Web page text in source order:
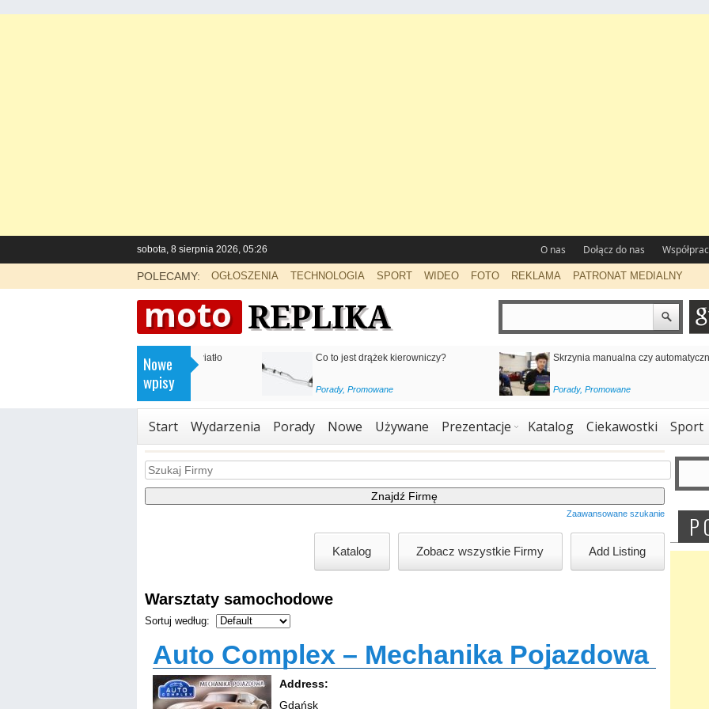
sobota, 8 sierpnia 2026, 05:26 O nas Dołącz do nas
POLECAMY: OGŁOSZENIA TECHNOLOGIA SPORT WIDEO FOTO REKLAMA PATRONAT MEDIALNY
Nowe
wpisy
Skrzynia manualna czy automatyczna? BMW serii 5 będzie w pełni elektryczne
,Technologia
Nowe Volvo EX90
Nowe,Promowane
Start Wydarzenia Porady Nowe Używane Prezentacje Katalog Ciekawostki Sport
Zaawansowane szukanie
Warsztaty samochodowe
Sortuj według:
Auto Complex – Mechanika Pojazdowa
Address:
Gdańsk
P